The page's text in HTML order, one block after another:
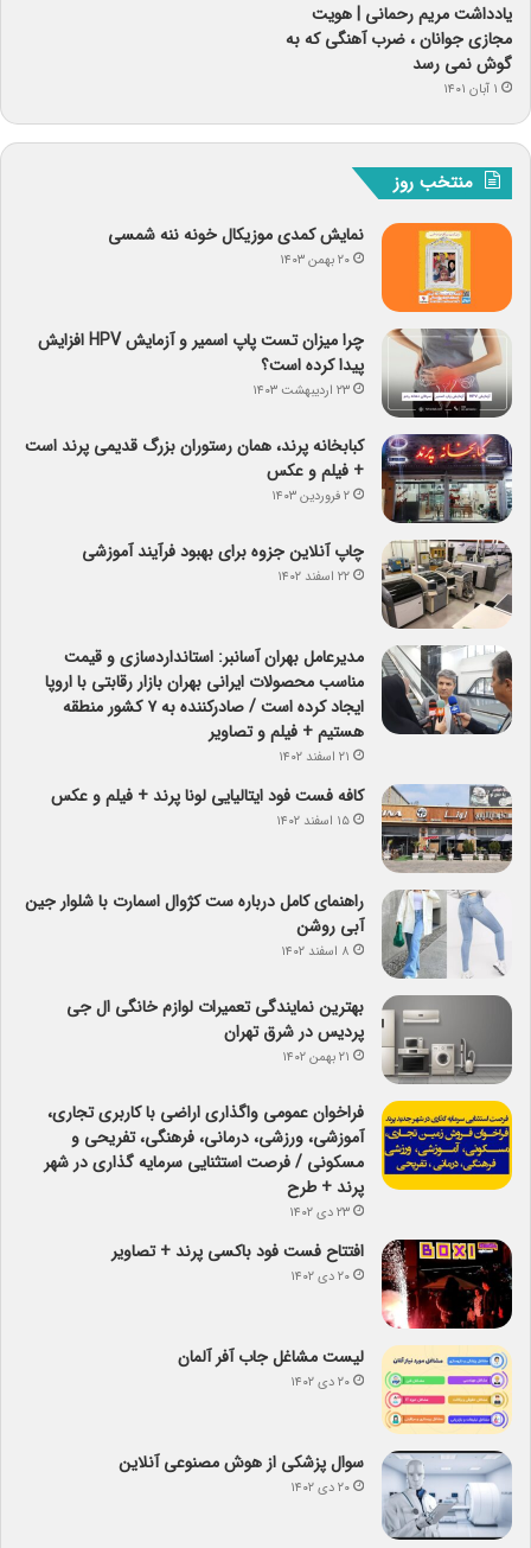
یادداشت مریم رحمانی | هویت
مجازی جوانان ، ضرب آهنگی که به
گوش نمی رسد
۱ آبان ۱۴۰۱
منتخب روز
نمایش کمدی موزیکال خونه ننه شمسی
۲۰ بهمن ۱۴۰۳
چرا میزان تست پاپ اسمیر و آزمایش HPV افزایش
پیدا کرده است؟
۲۳ اردیبهشت ۱۴۰۳
کبابخانه پرند، همان رستوران بزرگ قدیمی پرند است
+ فیلم و عکس
۲ فروردین ۱۴۰۳
چاپ آنلاین جزوه برای بهبود فرآیند آموزشی
۲۲ اسفند ۱۴۰۲
مدیرعامل بهران آسانبر: استانداردسازی و قیمت
مناسب محصولات ایرانی بهران بازار رقابتی با اروپا
ایجاد کرده است / صادرکننده به ۷ کشور منطقه
هستیم + فیلم و تصاویر
۲۱ اسفند ۱۴۰۲
کافه فست فود ایتالیایی لونا پرند + فیلم و عکس
۱۵ اسفند ۱۴۰۲
راهنمای کامل درباره ست کژوال اسمارت با شلوار جین
آبی روشن
۸ اسفند ۱۴۰۲
بهترین نمایندگی تعمیرات لوازم خانگی ال جی
پردیس در شرق تهران
۲۱ بهمن ۱۴۰۲
فراخوان عمومی واگذاری اراضی با کاربری تجاری،
آموزشی، ورزشی، درمانی، فرهنگی، تفریحی و
مسکونی / فرصت استثنایی سرمایه گذاری در شهر
پرند + طرح
۲۳ دی ۱۴۰۲
افتتاح فست فود باکسی پرند + تصاویر
۲۰ دی ۱۴۰۲
لیست مشاغل جاب آفر آلمان
۲۰ دی ۱۴۰۲
سوال پزشکی از هوش مصنوعی آنلاین
۲۰ دی ۱۴۰۲